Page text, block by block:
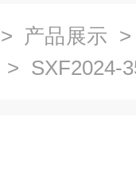
> 产品展示
> SXF2024-